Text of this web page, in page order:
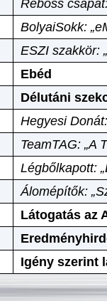
Reboss
BolyaiSokk:
ESZI szakkör:
Ebéd
Délutáni
Hegyesi
TeamTAG: „A
Légbőlkapott:
Álomépítők:
Látogatás az
Igény szerint